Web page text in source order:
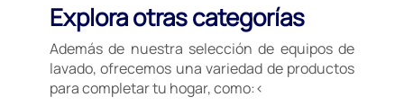
Explora otras categorías
Además de nuestra selección de equipos de
lavado, ofrecemos una variedad de productos
para completar tu hogar, como:<